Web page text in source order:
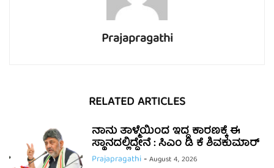
Prajapragathi
RELATED ARTICLES
ನಾನು ತಾಳ್ಮೆಯಿಂದ ಇದ್ದ ಕಾರಣಕ್ಕೆ ಈ
ಸ್ಥಾನದಲ್ಲಿದ್ದೇನೆ : ಸಿಎಂ ಡಿ ಕೆ ಶಿವಕುಮಾರ್
Prajapragathi-August 4, 2026